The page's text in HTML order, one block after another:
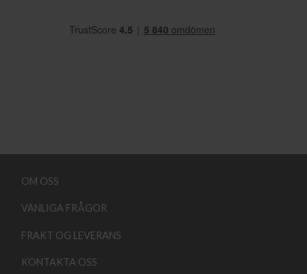
OM OSS
VANLIGA FRÅGOR
FRAKT OG LEVERANS
KONTAKTA OSS